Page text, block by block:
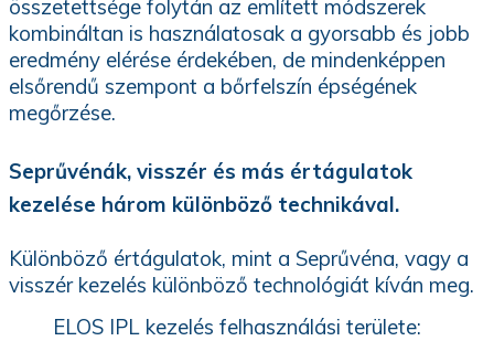
összetettsége folytán az említett módszerek
kombináltan is használatosak a gyorsabb és jobb
eredmény elérése érdekében, de mindenképpen
elsőrendű szempont a bőrfelszín épségének
megőrzése.
Seprűvénák, visszér és más értágulatok
kezelése három különböző technikával.
Különböző értágulatok, mint a Seprűvéna, vagy a
visszér kezelés különböző technológiát kíván meg.
ELOS IPL kezelés felhasználási területe: